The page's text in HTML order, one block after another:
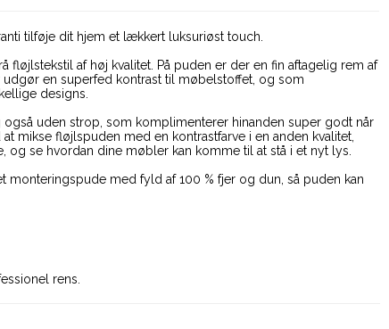
tilføje dit hjem et lækkert luksuriøst touch.
fløjlstekstil af høj kvalitet. På puden er der en fin aftagelig rem af
en superfed kontrast til møbelstoffet, og som
designs.
uden strop, som komplimenterer hinanden super godt når
mikse fløjlspuden med en kontrastfarve i en anden kvalitet,
og se hvordan dine møbler kan komme til at stå i et nyt lys.
monteringspude med fyld af 100 % fjer og dun, så puden kan
rens.